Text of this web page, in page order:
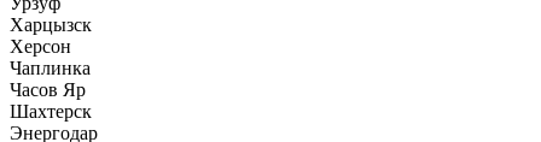
Харцызск
Херсон
Чаплинка
Часов Яр
Шахтерск
Энергодар